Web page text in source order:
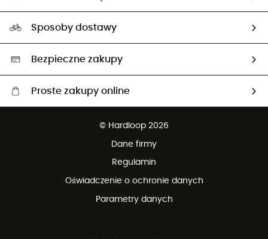
Ambasadorzy
Wybrane produkty eko
Sposoby dostawy
Bezpieczne zakupy
Proste zakupy online
© Hardloop 2026
Dane firmy
Regulamin
Oświadczenie o ochronie danych
Parametry danych